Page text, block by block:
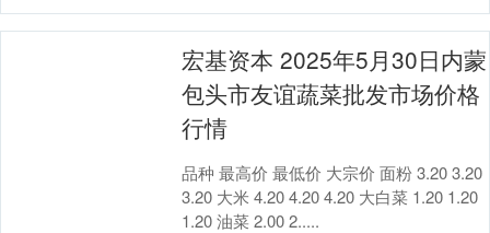
宏基资本 2025年5月30日内蒙
包头市友谊蔬菜批发市场价格
行情
品种 最高价 最低价 大宗价 面粉 3.20 3.20
3.20 大米 4.20 4.20 4.20 大白菜 1.20 1.20
1.20 油菜 2.00 2.....